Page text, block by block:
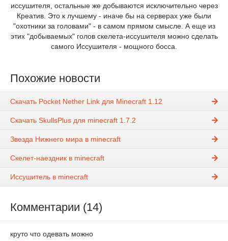
иссушителя, остальные же добываются исключительно через
Креатив. Это к лучшему - иначе бы на серверах уже были
"охотники за головами" - в самом прямом смысле. А еще из
этих "добываемых" голов скелета-иссушителя можно сделать
самого Иссушителя - мощного босса.
Похожие новости
Скачать Pocket Nether Link для Minecraft 1.12
Скачать SkullsPlus для minecraft 1.7.2
Звезда Нижнего мира в minecraft
Скелет-наездник в minecraft
Иссушитель в minecraft
Комментарии (14)
круто что одевать можно